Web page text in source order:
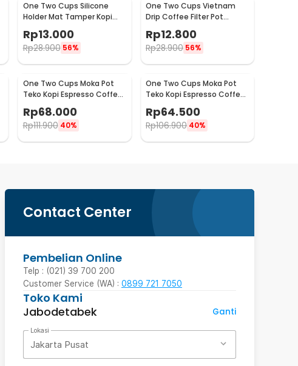
One Two Cups Silicone
Holder Mat Tamper Kopi
Espresso Barista - 0310
Rp13.000
Rp28.900 56%
One Two Cups Vietnam
Drip Coffee Filter Pot
Saringan Kopi 124ml 7Q -
LC1
Rp12.800
Rp28.900 56%
One Two Cups Moka Pot
Teko Kopi Espresso Coffee
Maker Stovetop 4 Cup
200ml - Z21
Rp68.000
Rp111.900 40%
One Two Cups Moka Pot
Teko Kopi Espresso Coffee
Maker Stovetop 2 Cup
100ml - Z21
Rp64.500
Rp106.900 40%
Contact Center
Pembelian Online
Telp : (021) 39 700 200
Customer Service (WA) : 0899 721 7050
Toko Kami
Jabodetabek
Ganti
Lokasi
Jakarta Pusat